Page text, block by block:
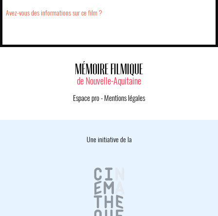
Avez-vous des informations sur ce film ?
MÉMOIRE FILMIQUE
de Nouvelle-Aquitaine
Espace pro- Mentions légales
Une initiative de la